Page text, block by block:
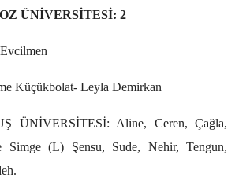
ÜNİVERSİTESİ: 2
Küçükbolat- Leyla Demirkan
ÜNİVERSİTESİ: Aline, Ceren, Çağla,
(L) Şensu, Sude, Nehir, Tengun,